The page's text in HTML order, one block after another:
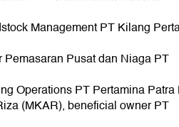
Management PT Kilang
Pusat dan Niaga PT
Operations PT Pertamina
(MKAR), beneficial owner PT